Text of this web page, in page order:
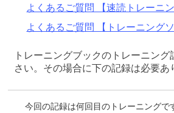
よくあるご質問 【速読トレーニ
よくあるご質問 【トレーニング
トレーニングブックのトレーニン
さい。その場合に下の記録は必要あ
今回の記録は何回目のトレーニングで